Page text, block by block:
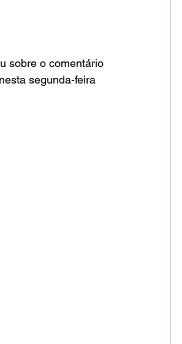
sobre o comentário
segunda-feira